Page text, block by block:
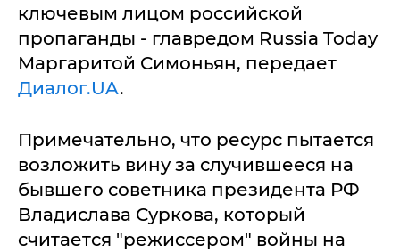
ключевым лицом российской
пропаганды - главредом Russia Today
Маргаритой Симоньян, передает
Диалог.UA.
Примечательно, что ресурс пытается
возложить вину за случившееся на
бывшего советника президента РФ
Владислава Суркова, который
считается "режиссером" войны на